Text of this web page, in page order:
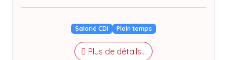
Salarié CDI Plein temps
Plus de détails...